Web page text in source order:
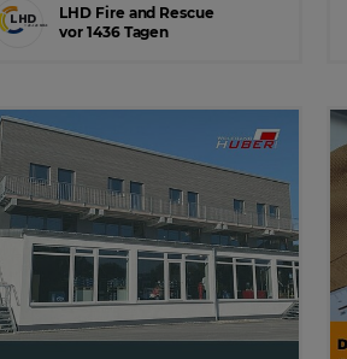
LHD Fire and Rescue
vor 1436 Tagen